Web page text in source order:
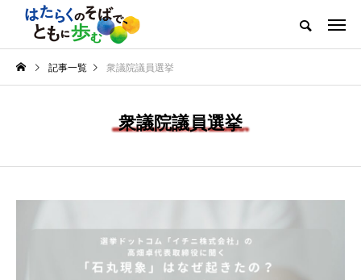
記事一覧 衆議院議員選挙
衆議院議員選挙